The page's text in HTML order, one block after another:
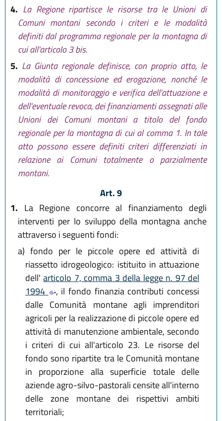
4. La Regione ripartisce le risorse tra le Unioni di
Comuni montani secondo i criteri e le modalità
definiti dal programma regionale per la montagna di
cui all'articolo 3 bis.
5. La Giunta regionale definisce, con proprio atto, le
modalità di concessione ed erogazione, nonché le
modalità di monitoraggio e verifica dell'attuazione e
dell'eventuale revoca, dei finanziamenti assegnati alle
Unioni dei Comuni montani a titolo del fondo
regionale per la montagna di cui al comma 1. In tale
atto possono essere definiti criteri differenziati in
relazione ai Comuni totalmente o parzialmente
montani.
Art. 9
1. La Regione concorre al finanziamento degli
interventi per lo sviluppo della montagna anche
attraverso i seguenti fondi:
a) fondo per le piccole opere ed attività di
riassetto idrogeologico: istituito in attuazione
dell'articolo 7, comma 3 della legge n. 97 del
1994
, il fondo finanzia contributi concessi
dalle Comunità montane agli imprenditori
agricoli per la realizzazione di piccole opere ed
attività di manutenzione ambientale, secondo
i criteri di cui all'articolo 23. Le risorse del
fondo sono ripartite tra le Comunità montane
in proporzione alla superficie totale delle
aziende agro-silvo-pastorali censite all'interno
delle zone montane dei rispettivi ambiti
territoriali;